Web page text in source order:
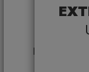
*Coupon
Smeg,
Franke,
Sedia Argo
€ 79,90